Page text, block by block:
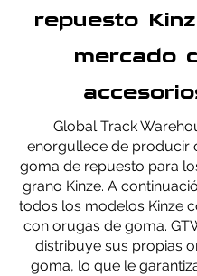
repuesto
mercado
Global Track
enorgullece de producir
goma de repuesto para
grano Kinze. A
todos los modelos Kinze
con orugas de goma.
distribuye sus propias
goma, lo que le